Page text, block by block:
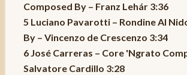
Composed By – Franz Lehár 3:36
5 Luciano Pavarotti – Rondine Al
By – Vincenzo de Crescenzo 3:34
6 José Carreras – Core 'Ngrato
Salvatore Cardillo 3:28